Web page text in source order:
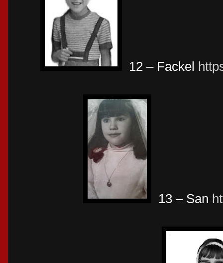
12 – Fackel
13 – San